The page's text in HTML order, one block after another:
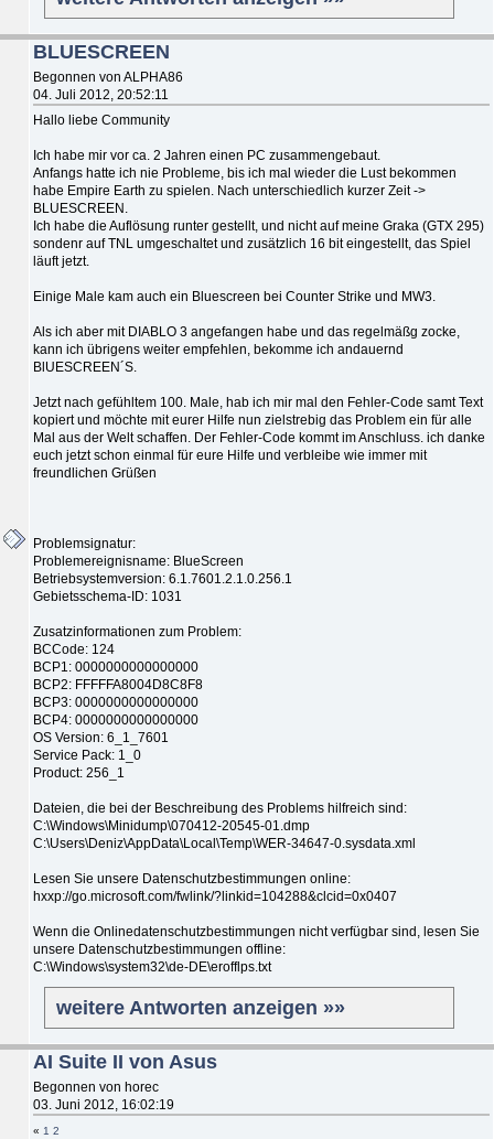
BLUESCREEN
Begonnen von ALPHA86
04. Juli 2012, 20:52:11
Hallo liebe Community
Ich habe mir vor ca. 2 Jahren einen PC zusammengebaut.
Anfangs hatte ich nie Probleme, bis ich mal wieder die Lust bekommen
habe Empire Earth zu spielen. Nach unterschiedlich kurzer Zeit ->
BLUESCREEN.
Ich habe die Auflösung runter gestellt, und nicht auf meine Graka (GTX 295)
sondenr auf TNL umgeschaltet und zusätzlich 16 bit eingestellt, das Spiel
läuft jetzt.
Einige Male kam auch ein Bluescreen bei Counter Strike und MW3.
Als ich aber mit DIABLO 3 angefangen habe und das regelmäßg zocke,
kann ich übrigens weiter empfehlen, bekomme ich andauernd
BlUESCREEN´S.
Jetzt nach gefühltem 100. Male, hab ich mir mal den Fehler-Code samt Text
kopiert und möchte mit eurer Hilfe nun zielstrebig das Problem ein für alle
Mal aus der Welt schaffen. Der Fehler-Code kommt im Anschluss. ich danke
euch jetzt schon einmal für eure Hilfe und verbleibe wie immer mit
freundlichen Grüßen
Problemsignatur:
Problemereignisname: BlueScreen
Betriebsystemversion: 6.1.7601.2.1.0.256.1
Gebietsschema-ID: 1031
Zusatzinformationen zum Problem:
BCCode: 124
BCP1: 0000000000000000
BCP2: FFFFFA8004D8C8F8
BCP3: 0000000000000000
BCP4: 0000000000000000
OS Version: 6_1_7601
Service Pack: 1_0
Product: 256_1
Dateien, die bei der Beschreibung des Problems hilfreich sind:
C:\Windows\Minidump\070412-20545-01.dmp
C:\Users\Deniz\AppData\Local\Temp\WER-34647-0.sysdata.xml
Lesen Sie unsere Datenschutzbestimmungen online:
hxxp://go.microsoft.com/fwlink/?linkid=104288&clcid=0x0407
Wenn die Onlinedatenschutzbestimmungen nicht verfügbar sind, lesen Sie
unsere Datenschutzbestimmungen offline:
C:\Windows\system32\de-DE\erofflps.txt
weitere Antworten anzeigen »»
AI Suite II von Asus
Begonnen von horec
03. Juni 2012, 16:02:19
« 1 2